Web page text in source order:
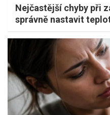
Nejčastější chyby při
správně nastavit